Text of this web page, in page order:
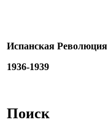
Испанская Революция
1936-1939
Поиск